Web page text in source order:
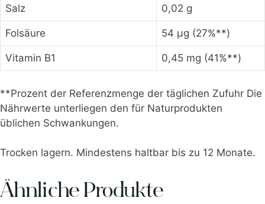
Salz 0,02 g
Folsäure 54 µg (27%**)
Vitamin B1 0,45 mg (41%**)
**Prozent der Referenzmenge der täglichen Zufuhr Die
Nährwerte unterliegen den für Naturprodukten
üblichen Schwankungen.
Trocken lagern. Mindestens haltbar bis zu 12 Monate.
Ähnliche Produkte